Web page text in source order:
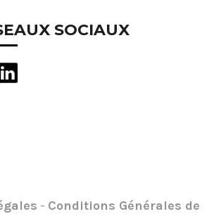
SOCIAUX
- Conditions Générales de